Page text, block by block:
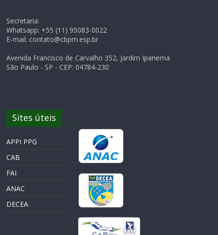
Secretaria:
Whatsapp: +55 (11) 95083-0022
E-mail: contato@cbpm.esp.br
Avenida Francisco de Carvalho 352, Jardim Ipanema
São Paulo - SP - CEP: 04784-230
Sites úteis
APPI PPG
CAB
FAI
ANAC
DECEA